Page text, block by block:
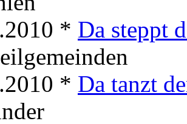
* Da steppt
* Da tanzt